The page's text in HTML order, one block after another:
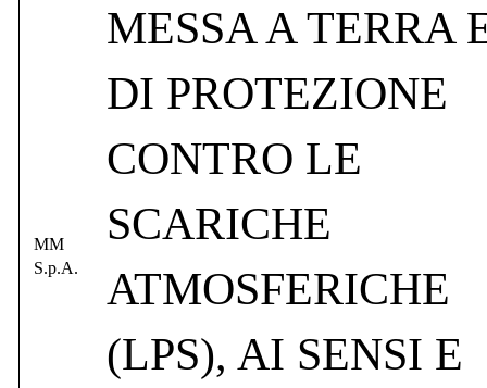
MM
S.p.A.
MESSA A TERRA
DI PROTEZIONE
CONTRO LE
SCARICHE
ATMOSFERICHE
(LPS), AI SENSI E